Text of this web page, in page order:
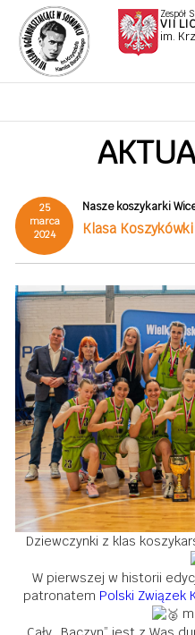
Zespół
VII
im.
25
marca
2024
Nasze koszykarki
Klasa Koszykówki
Dziewczynki z klas
W pierwszej w historii
patronatem Polski Związek